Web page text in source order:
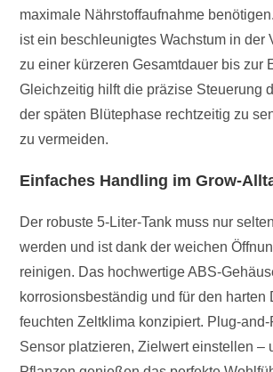
maximale Nährstoffaufnahme
ist ein beschleunigtes Wachstum in der
zu einer kürzeren Gesamtdauer bis zur
Gleichzeitig hilft die präzise Steuerung
der späten Blütephase rechtzeitig zu
zu vermeiden.
Einfaches Handling im Grow-
Der robuste 5-Liter-Tank muss nur
werden und ist dank der weichen
reinigen. Das hochwertige ABS-
korrosionsbeständig und für den harten
feuchten Zeltklima konzipiert. Plug-
Sensor platzieren, Zielwert einstellen –